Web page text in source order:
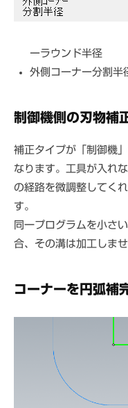
ーラウンド半径
外側コーナー分割半
制御機側の刃物補
補正タイプが「制御機
なります。工具が入れ
の経路を微調整してく
す。
同一プログラムを小さ
合、その溝は加工しませ
コーナーを円弧補